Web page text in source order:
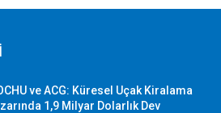
ve ACG: Küresel Uçak Kiralama
1,9 Milyar Dolarlık Dev